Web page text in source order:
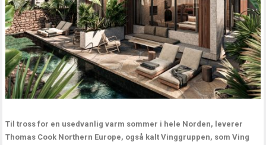
Til tross for en usedvanlig varm sommer i hele Norden, leverer
Thomas Cook Northern Europe, også kalt Vinggruppen, som Ving